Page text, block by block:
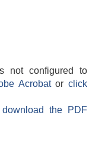
not configured to
Acrobatorclick
the PDF